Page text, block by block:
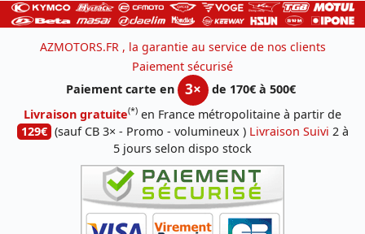
AZMOTORS.FR , la garantie au service de nos clients
Paiement sécurisé
Paiement carte en
3×
de 170€ à 500€
Livraison gratuite(*) en France métropolitaine à partir de
129€ (sauf CB 3× - Promo - volumineux ) Livraison Suivi 2 à
5 jours selon dispo stock